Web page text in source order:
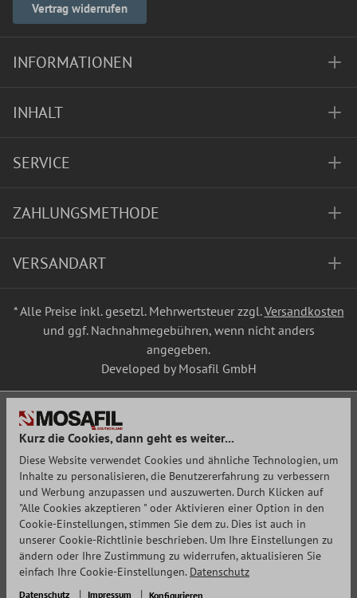
Vertrag widerrufen
INFORMATIONEN
INHALT
SERVICE
ZAHLUNGSMETHODE
VERSANDART
* Alle Preise inkl. gesetzl. Mehrwertsteuer zzgl.Versandkosten
und ggf. Nachnahmegebühren, wenn nicht anders
angegeben.
Developed by Mosafil GmbH
Kurz die Cookies, dann geht es weiter...
Diese Website verwendet Cookies und ähnliche Technologien, um
Inhalte zu personalisieren, die Benutzererfahrung zu verbessern
und Werbung anzupassen und auszuwerten. Durch Klicken auf
"Alle Cookies akzeptieren " oder Aktivieren einer Option in den
Cookie-Einstellungen, stimmen Sie dem zu. Dies ist auch in
unserer Cookie-Richtlinie beschrieben. Um Ihre Einstellungen zu
ändern oder Ihre Zustimmung zu widerrufen, aktualisieren Sie
einfach Ihre Cookie-Einstellungen. Datenschutz
Datenschutz Impressum Konfigurieren